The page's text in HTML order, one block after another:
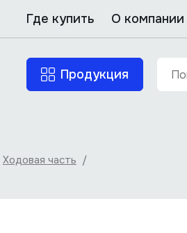
Где купить О компании
Продукция
Ходовая часть /